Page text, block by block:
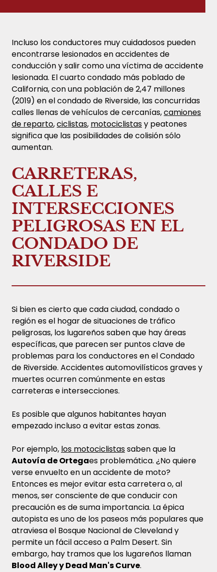
Incluso los conductores muy cuidadosos pueden
encontrarse lesionados en accidentes de
conducción y salir como una víctima de accidente
lesionada. El cuarto condado más poblado de
California, con una población de 2,47 millones
(2019) en el condado de Riverside, las concurridas
calles llenas de vehículos de cercanías,camiones
de reparto,ciclistas, motociclistasy peatones
significa que las posibilidades de colisión sólo
aumentan.
CARRETERAS,
CALLES E
INTERSECCIONES
PELIGROSAS EN EL
CONDADO DE
RIVERSIDE
Si bien es cierto que cada ciudad, condado o
región es el hogar de situaciones de tráfico
peligrosas, los lugareños saben que hay áreas
específicas, que parecen ser puntos clave de
problemas para los conductores en el Condado
de Riverside. Accidentes automovilísticos graves y
muertes ocurren comúnmente en estas
carreteras e intersecciones.
Es posible que algunos habitantes hayan
empezado incluso a evitar estas zonas.
Por ejemplo, los motociclistassaben que la
Autovía de Ortegaes problemática. ¿No quiere
verse envuelto en un accidente de moto?
Entonces es mejor evitar esta carretera o, al
menos, ser consciente de que conducir con
precaución es de suma importancia. La épica
autopista es uno de los paseos más populares que
atraviesa el Bosque Nacional de Cleveland y
permite un fácil acceso a Palm Desert. Sin
embargo, hay tramos que los lugareños llaman
Blood Alley y Dead Man's Curve.